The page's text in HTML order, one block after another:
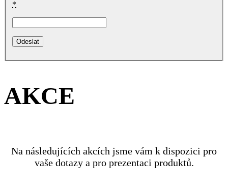
*
AKCE
Na následujících akcích jsme vám k dispozici pro
vaše dotazy a pro prezentaci produktů.